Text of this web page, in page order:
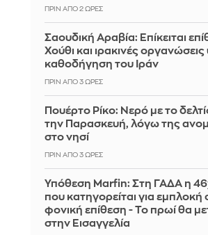
ΠΡΙΝ ΑΠΌ 2 ΏΡΕΣ
Σαουδική Αραβία: Επίκειται
Χούθι και ιρακινές
καθοδήγηση του Ιράν
ΠΡΙΝ ΑΠΌ 3 ΏΡΕΣ
Πουέρτο Ρίκο: Νερό με το
την Παρασκευή, λόγω της
στο νησί
ΠΡΙΝ ΑΠΌ 3 ΏΡΕΣ
Υπόθεση Marfin: Στη ΓΑΔΑ η
που κατηγορείται για εμπλοκή
φονική επίθεση - Το πρωί θα
στην Εισαγγελία